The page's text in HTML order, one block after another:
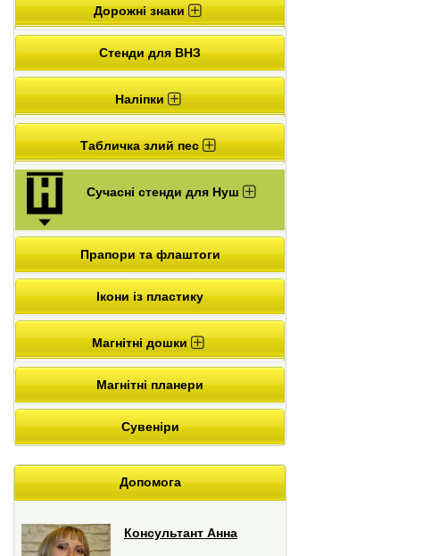
Дорожні знаки
Стенди для ВНЗ
Наліпки
Табличка злий пес
Сучасні стенди для Нуш
Прапори та флаштоги
Ікони із пластику
Магнітні дошки
Магнітні планери
Сувеніри
Допомога
Консультант Анна